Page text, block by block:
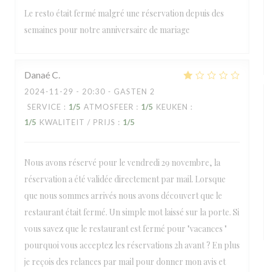
Le resto était fermé malgré une réservation depuis des
semaines pour notre anniversaire de mariage
DanaéC
2024-11-29 - 20:30 - GASTEN 2
SERVICE : 1/5 ATMOSFEER : 1/5 KEUKEN :
1/5 KWALITEIT / PRIJS : 1/5
Nous avons réservé pour le vendredi 29 novembre, la
réservation a été validée directement par mail. Lorsque
que nous sommes arrivés nous avons découvert que le
restaurant était fermé. Un simple mot laissé sur la porte. Si
vous savez que le restaurant est fermé pour "vacances "
pourquoi vous acceptez les réservations 2h avant ? En plus
je reçois des relances par mail pour donner mon avis et